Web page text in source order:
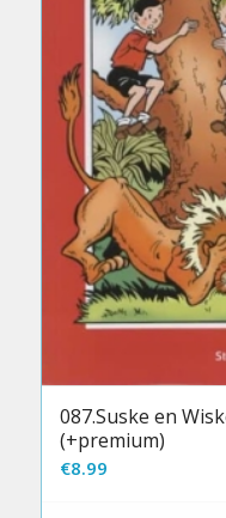
087.Suske en
(+premium)
€8.99